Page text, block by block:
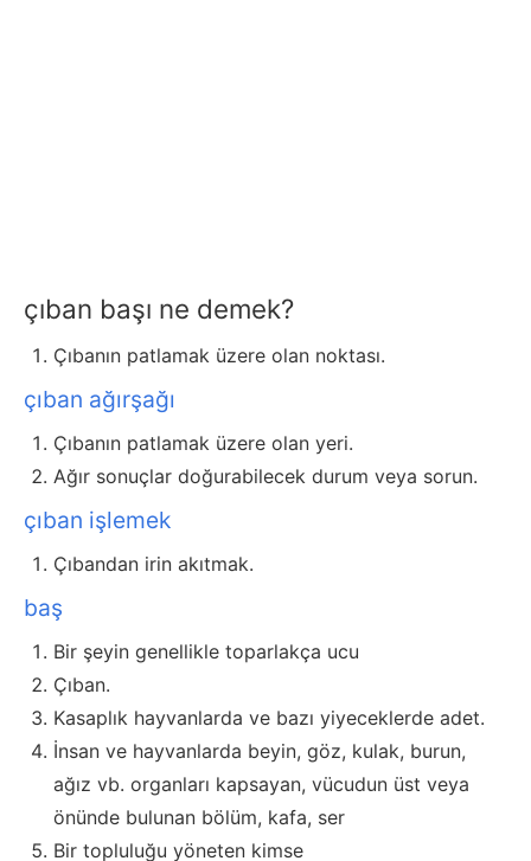
çıban başı ne demek?
Çıbanın patlamak üzere olan noktası.
çıban ağırşağı
Çıbanın patlamak üzere olan yeri.
Ağır sonuçlar doğurabilecek durum veya sorun.
çıban işlemek
Çıbandan irin akıtmak.
baş
Bir şeyin genellikle toparlakça ucu
Çıban.
Kasaplık hayvanlarda ve bazı yiyeceklerde adet.
İnsan ve hayvanlarda beyin, göz, kulak, burun,
ağız vb. organları kapsayan, vücudun üst veya
önünde bulunan bölüm, kafa, ser
Bir topluluğu yöneten kimse